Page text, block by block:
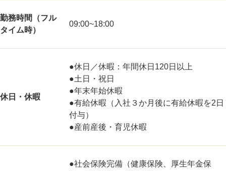
勤務時間（フル
タイム時）
09:00~18:00
休日・休暇
●休日／休暇：年間休日120日以上
●土日・祝日
●年末年始休暇
●有給休暇（入社３か月後に有給休暇を2日
付与）
●産前産後・育児休暇
●社会保険完備（健康保険、厚生年金保